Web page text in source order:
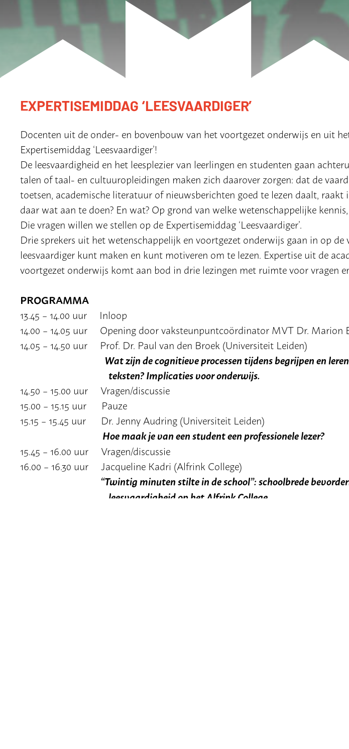
EXPERTISEMIDDAG ‘LEESVAARDIGER’
Docenten uit de onder- en bovenbouw van het voortgezet onderwijs en uit
Expertisemiddag ‘Leesvaardiger’!
De leesvaardigheid en het leesplezier van leerlingen en studenten gaan
talen of taal- en cultuuropleidingen maken zich daarover zorgen: dat de
toetsen, academische literatuur of nieuwsberichten goed te lezen daalt, raakt
daar wat aan te doen? En wat? Op grond van welke wetenschappelijke
Die vragen willen we stellen op de Expertisemiddag ‘Leesvaardiger’.
Drie sprekers uit het wetenschappelijk en voortgezet onderwijs gaan in op de
leesvaardiger kunt maken en kunt motiveren om te lezen. Expertise uit de
voortgezet onderwijs komt aan bod in drie lezingen met ruimte voor vragen
PROGRAMMA
13.45 – 14.00 uur Inloop
14.00 – 14.05 uur Opening door vaksteunpuntcoördinator MVT Dr. Marion
14.05 – 14.50 uur Prof. Dr. Paul van den Broek (Universiteit Leiden)
Wat zijn de cognitieve processen tijdens
teksten? Implicaties voor onderwijs.
14.50 – 15.00 uur Vragen/discussie
15.00 – 15.15 uur Pauze
15.15 – 15.45 uur Dr. Jenny Audring (Universiteit Leiden)
Hoe maak je van een student een professionele lezer?
15.45 – 16.00 uur Vragen/discussie
16.00 – 16.30 uur Jacqueline Kadri (Alfrink College)
“Twintig minuten stilte in de school”:
leesvaardigheid op het Alfrink College